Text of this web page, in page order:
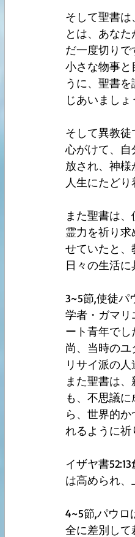
そして聖書
とは、あな
だ一度切りで
小さな物事と
うに、聖書
じあいましょ
そして異教
心がけて、自
放され、神
人生にたどり
また聖書は
霊力を祈り
せていたと、
日々の生活
3~5節,使徒パ
学者・ガマリ
ート青年でし
尚、当時の
リサイ派の
また聖書は
も、不思議
ら、世界的
れるように祈
イザヤ書
は高められ、
4~5節,パウロ
全に差別して